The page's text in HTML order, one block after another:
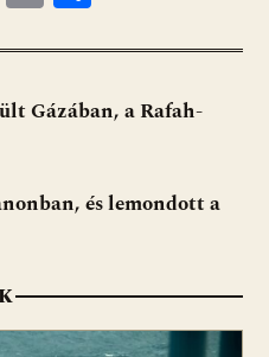
t za
m
Gázában, a Rafah-
és lemondott a